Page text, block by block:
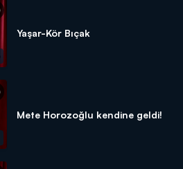
Yaşar-Kör Bıçak
Mete Horozoğlu kendine geldi!